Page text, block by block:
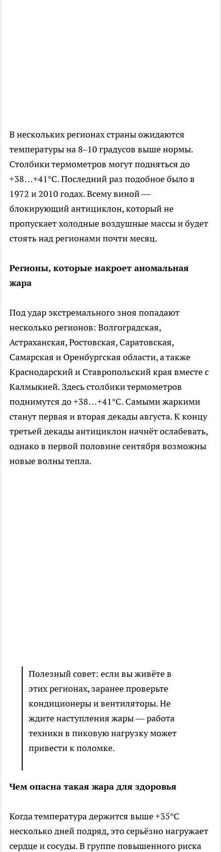
В нескольких регионах страны ожидаются
температуры на 8–10 градусов выше нормы.
Столбики термометров могут подняться до
+38…+41°C. Последний раз подобное было в
1972 и 2010 годах. Всему виной —
блокирующий антициклон, который не
пропускает холодные воздушные массы и будет
стоять над регионами почти месяц.
Регионы, которые накроет аномальная
жара
Под удар экстремального зноя попадают
несколько регионов: Волгоградская,
Астраханская, Ростовская, Саратовская,
Самарская и Оренбургская области, а также
Краснодарский и Ставропольский края вместе с
Калмыкией. Здесь столбики термометров
поднимутся до +38…+41°C. Самыми жаркими
станут первая и вторая декады августа. К концу
третьей декады антициклон начнёт ослабевать,
однако в первой половине сентября возможны
новые волны тепла.
Полезный совет: если вы живёте в
этих регионах, заранее проверьте
кондиционеры и вентиляторы. Не
ждите наступления жары — работа
техники в пиковую нагрузку может
привести к поломке.
Чем опасна такая жара для здоровья
Когда температура держится выше +35°C
несколько дней подряд, это серьёзно нагружает
сердце и сосуды. В группе повышенного риска